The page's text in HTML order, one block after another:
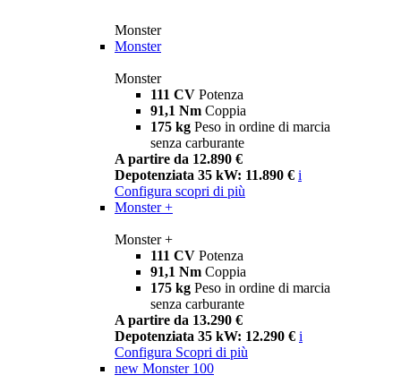
Monster
Monster
Monster
111 CV Potenza
91,1 Nm Coppia
175 kg Peso in ordine di marcia
senza carburante
A partire da 12.890 €
Depotenziata 35 kW: 11.890 € i
Configura scopri di più
Monster +
Monster +
111 CV Potenza
91,1 Nm Coppia
175 kg Peso in ordine di marcia
senza carburante
A partire da 13.290 €
Depotenziata 35 kW: 12.290 € i
Configura Scopri di più
new Monster 100